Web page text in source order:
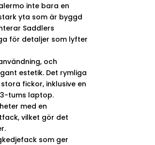
inte bara en
yta som är byggd
Saddlers
för detaljer som lyfter
och
estetik. Det rymliga
fickor, inklusive en
tums laptop.
med en
vilket gör det
som ger